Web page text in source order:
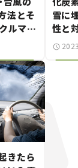
法とそ
ルマと
雪に
性と
きたら